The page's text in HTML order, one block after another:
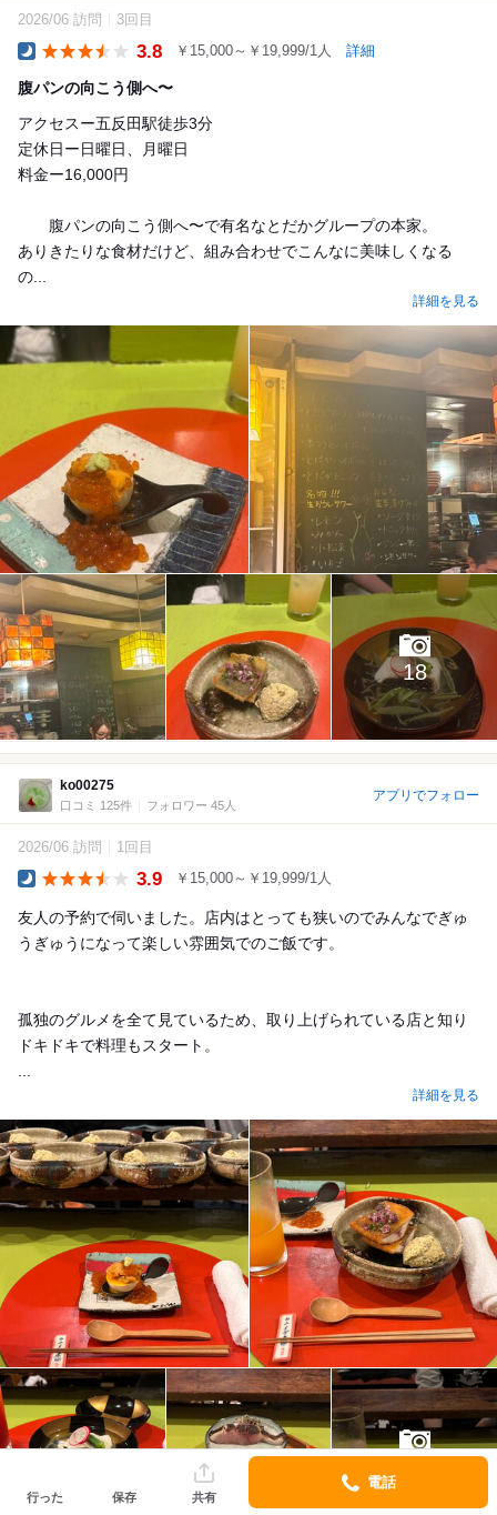
2026/06 訪問 3回目
3.8 ￥15,000～￥19,999/1人 詳細
腹パンの向こう側へ〜
アクセスー五反田駅徒歩3分
定休日ー日曜日、月曜日
料金ー16,000円
腹パンの向こう側へ〜で有名なとだかグループの本家。
ありきたりな食材だけど、組み合わせでこんなに美味しくなる
の...
詳細を見る
18
ko00275
口コミ 125件 フォロワー 45人
アプリでフォロー
2026/06 訪問 1回目
3.9 ￥15,000～￥19,999/1人
友人の予約で伺いました。店内はとっても狭いのでみんなでぎゅ
うぎゅうになって楽しい雰囲気でのご飯です。
孤独のグルメを全て見ているため、取り上げられている店と知り
ドキドキで料理もスタート。
詳細を見る
行った 保存 共有
電話